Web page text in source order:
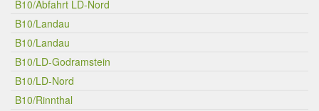
B10/Abfahrt LD-Nord
B10/Landau
B10/Landau
B10/LD-Godramstein
B10/LD-Nord
B10/Rinnthal